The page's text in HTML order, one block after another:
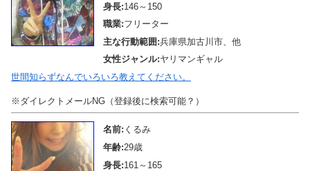
身長:146～150
職業:フリーター
主な行動範囲:兵庫県加古川市、他
女性ジャンル:ヤリマンギャル
世間知らずなんでいろいろ教えてください。
※ダイレクトメールNG（登録後に検索可能？）
名前: くるみ
年齢:29歳
身長:161～165